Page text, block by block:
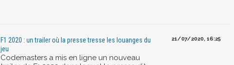
F1 2020 : un trailer où la presse tresse les louanges du
jeu
Codemasters a mis en ligne un nouveau
21/07/2020, 16:25